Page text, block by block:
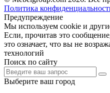
Политика
Предупреждение
Мы используем cookie и
Если, прочитав это
это означает, что вы не
технологий
Поиск по сайту
Выберите ваш город